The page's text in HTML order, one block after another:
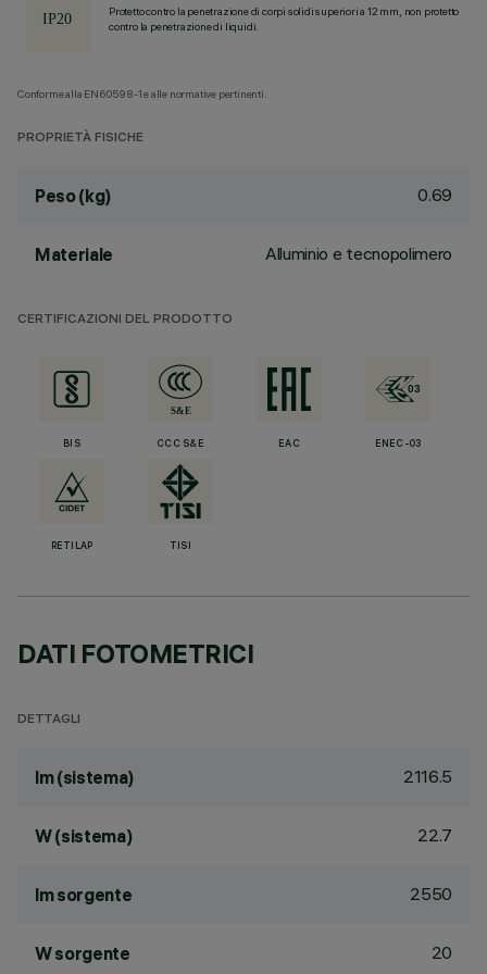
Protetto contro la penetrazione di corpi solidi superiori a 12 mm, non protetto
contro la penetrazione di liquidi.
Conforme alla EN60598-1 e alle normative pertinenti.
PROPRIETÀ FISICHE
Peso (kg) 0.69
Materiale Alluminio e tecnopolimero
CERTIFICAZIONI DEL PRODOTTO
BIS CCC S&E EAC ENEC-03
RETILAP TISI
DATI FOTOMETRICI
DETTAGLI
lm (sistema) 2116.5
W (sistema) 22.7
lm sorgente 2550
W sorgente 20